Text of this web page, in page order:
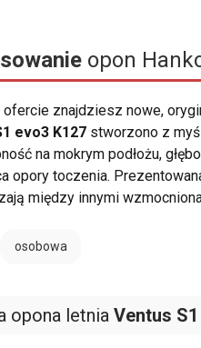
opon
ofercie znajdziesz nowe,
evo3 K127 stworzono z
na mokrym podłożu,
opory toczenia.
między innymi
osobowa
opona letnia Ventus